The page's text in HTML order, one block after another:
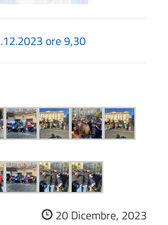
ore 9,30
20 Dicembre, 2023